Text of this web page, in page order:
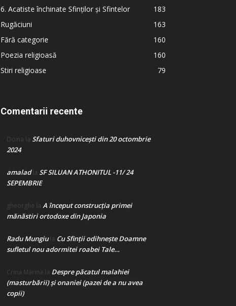
6. Acatiste închinate Sfinților și Sfintelor
183
Rugăciuni
163
Fără categorie
160
Poezia religioasă
160
Stiri religioase
79
Comentarii recente
Doina la Sfaturi duhovnicești din 20 octombrie
2024
amaladla SF SILUAN ATHONITUL -11/ 24
SEPEMBRIE
gheorghe la A început construcţia primei
mănăstiri ortodoxe din Japonia
Radu Mungiula Cu Sfinții odihnește Doamne
sufletul nou adormitei roabei Tale…
Crina Marina la Despre păcatul malahiei
(masturbării) şi onaniei (pazei de a nu avea
copii)